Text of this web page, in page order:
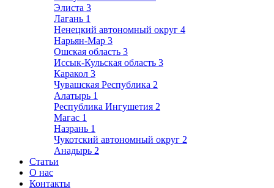
Элиста 3
Лагань 1
Ненецкий автономный округ 4
Нарьян-Мар 3
Ошская область 3
Иссык-Кульская область 3
Каракол 3
Чувашская Республика 2
Алатырь 1
Республика Ингушетия 2
Магас 1
Назрань 1
Чукотский автономный округ 2
Анадырь 2
Статьи
О нас
Контакты